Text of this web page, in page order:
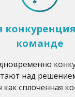
команде
над
как сплоченная